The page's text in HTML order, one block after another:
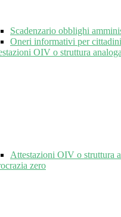
Scadenzario obblighi
Oneri informativi per
OIV o struttura analoga
Attestazioni OIV o struttura
zero